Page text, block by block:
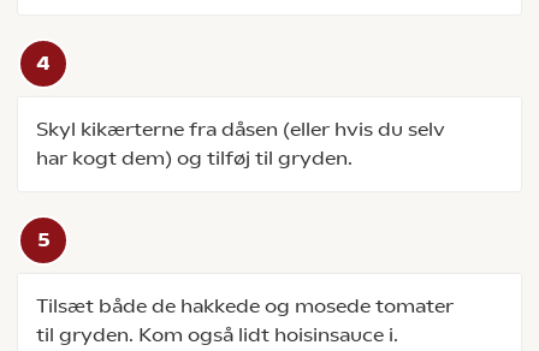
Skyl kikærterne fra dåsen (eller hvis du selv
har kogt dem) og tilføj til gryden.
Tilsæt både de hakkede og mosede tomater
til gryden. Kom også lidt hoisinsauce i.